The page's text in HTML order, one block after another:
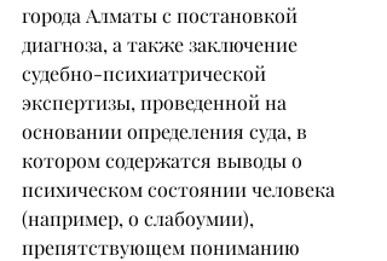
города Алматы с постановкой
диагноза, а также заключение
судебно-психиатрической
экспертизы, проведенной на
основании определения суда, в
котором содержатся выводы о
психическом состоянии человека
(например, о слабоумии),
препятствующем пониманию